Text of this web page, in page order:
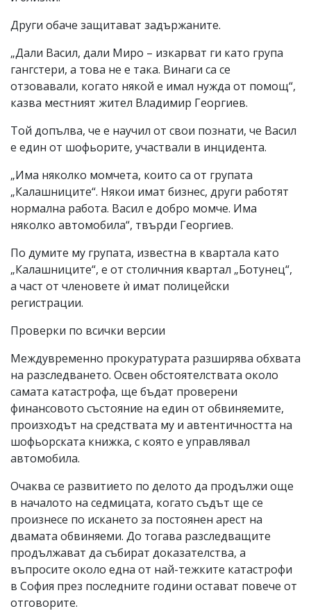
Други обаче защитават задържаните.
„Дали Васил, дали Миро – изкарват ги като група
гангстери, а това не е така. Винаги са се
отзовавали, когато някой е имал нужда от помощ“,
казва местният жител Владимир Георгиев.
Той допълва, че е научил от свои познати, че Васил
е един от шофьорите, участвали в инцидента.
„Има няколко момчета, които са от групата
„Калашниците“. Някои имат бизнес, други работят
нормална работа. Васил е добро момче. Има
няколко автомобила“, твърди Георгиев.
По думите му групата, известна в квартала като
„Калашниците“, е от столичния квартал „Ботунец“,
а част от членовете ѝ имат полицейски
регистрации.
Проверки по всички версии
Междувременно прокуратурата разширява обхвата
на разследването. Освен обстоятелствата около
самата катастрофа, ще бъдат проверени
финансовото състояние на един от обвиняемите,
произходът на средствата му и автентичността на
шофьорската книжка, с която е управлявал
автомобила.
Очаква се развитието по делото да продължи още
в началото на седмицата, когато съдът ще се
произнесе по искането за постоянен арест на
двамата обвиняеми. До тогава разследващите
продължават да събират доказателства, а
въпросите около една от най-тежките катастрофи
в София през последните години остават повече от
отговорите.